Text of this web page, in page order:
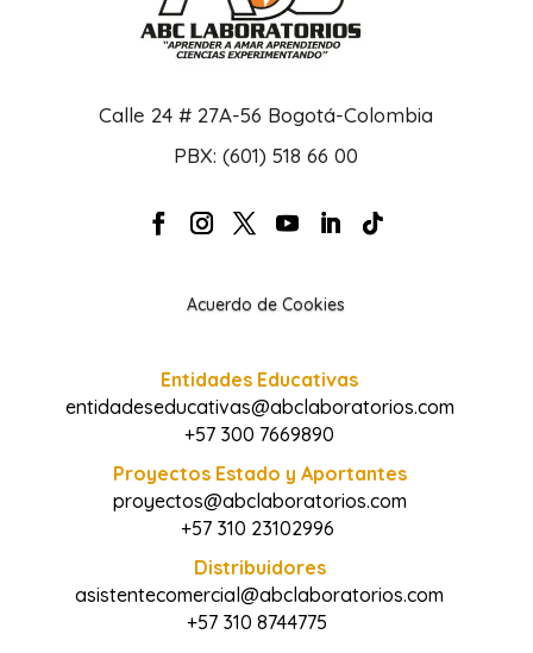
Calle 24 # 27A-56 Bogotá-Colombia
PBX: (601) 518 66 00
Acuerdo de Cookies
Entidades Educativas
entidadeseducativas@abclaboratorios.com
+57 300 7669890
Proyectos Estado y Aportantes
proyectos@abclaboratorios.com
+57 310 23102996
Distribuidores
asistentecomercial@abclaboratorios.com
+57 310 8744775